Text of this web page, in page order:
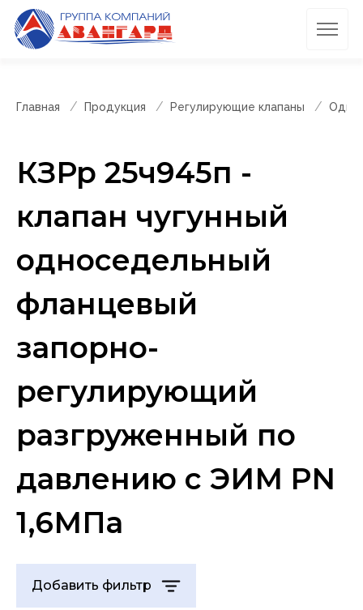
Главная Продукция Регулирующие клапаны
КЗРр 25ч945п -
клапан чугунный
односедельный
фланцевый
запорно-
регулирующий
разгруженный по
давлению с ЭИМ PN
1,6МПа
Добавить фильтр